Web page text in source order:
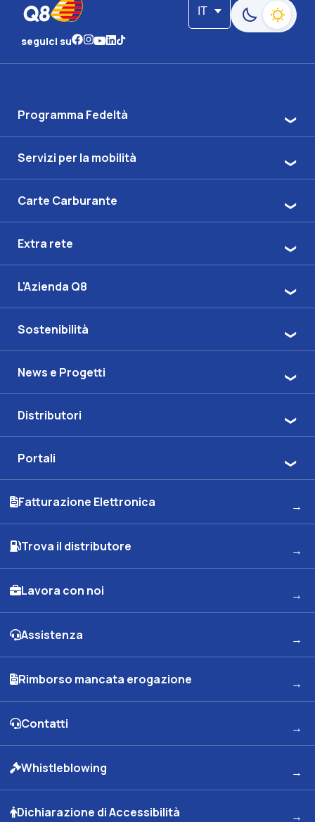
IT
Passa alla
seguici su
Programma Fedeltà
Servizi per la mobilità
Carte Carburante
Extra rete
L'Azienda Q8
Sostenibilità
News e Progetti
Distributori
Portali
Fatturazione Elettronica
Trova il distributore
Lavora con noi
Assistenza
Rimborso mancata erogazione
Contatti
Whistleblowing
Dichiarazione di Accessibilità